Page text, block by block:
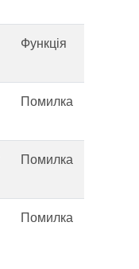
Функція
Помилка
Помилка
Помилка